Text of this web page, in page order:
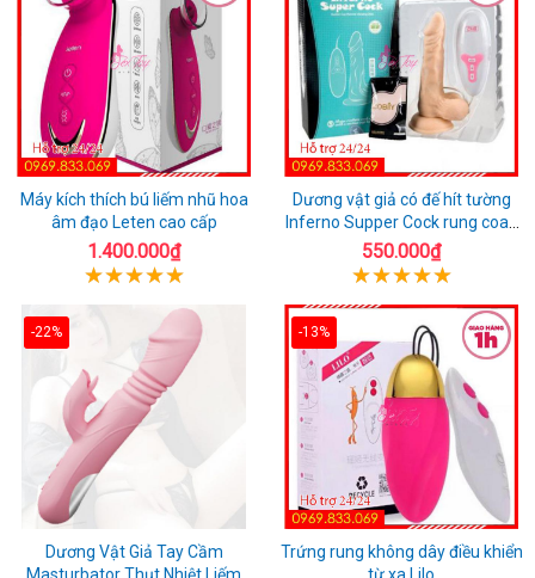
Máy kích thích bú liếm nhũ hoa
âm đạo Leten cao cấp
1.400.000₫
Dương vật giả có đế hít tường
Inferno Supper Cock rung coay
7 chế độ
550.000₫
-22%
Dương Vật Giả Tay Cầm
Masturbator Thụt Nhiệt Liếm
-13%
Trứng rung không dây điều khiển
từ xa Lilo